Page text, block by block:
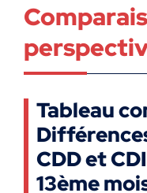
Tableau
CDD et
13ème